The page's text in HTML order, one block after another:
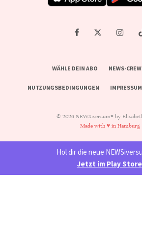
WÄHLE DEIN ABO NEWS-
NUTZUNGSBEDINGUNGEN IMPRESSUM
© 2026 NEWSiversum® by
Made with ♥ in Hamburg
Hol dir die neue
Jetzt im Play Store